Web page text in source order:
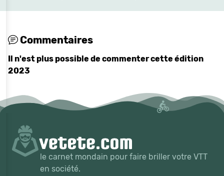
Commentaires
Il n'est plus possible de commenter cette édition
2023
le carnet mondain pour faire briller votre VTT
en société.